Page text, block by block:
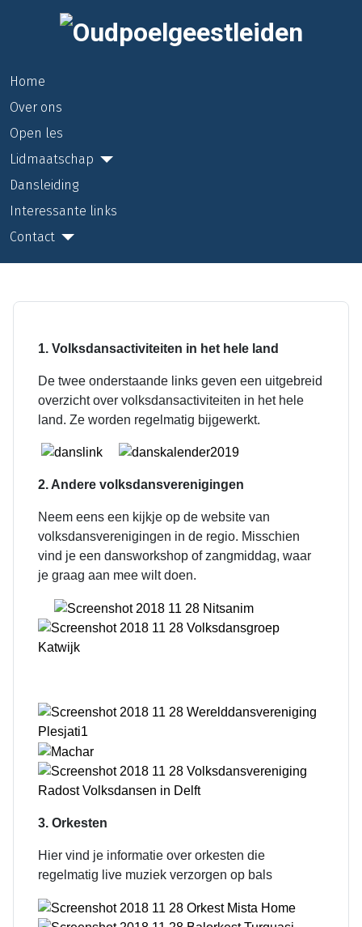
Home
Over ons
Open les
Lidmaatschap
Dansleiding
Interessante links
Contact
1. Volksdansactiviteiten in het hele land
De twee onderstaande links geven een uitgebreid
overzicht over volksdansactiviteiten in het hele
land. Ze worden regelmatig bijgewerkt.
2. Andere volksdansverenigingen
Neem eens een kijkje op de website van
volksdansverenigingen in de regio. Misschien
vind je een dansworkshop of zangmiddag, waar
je graag aan mee wilt doen.
3. Orkesten
Hier vind je informatie over orkesten die
regelmatig live muziek verzorgen op bals